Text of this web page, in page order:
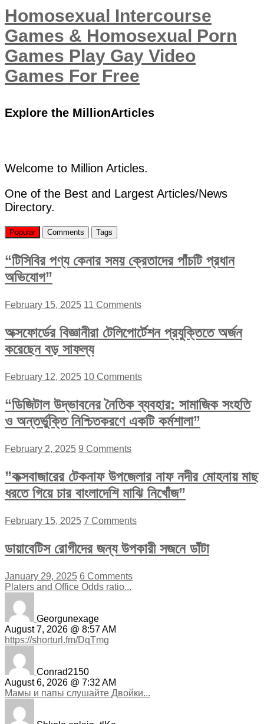
Homosexual Intercourse
Games & Homosexual Porn
Games Play Gay Video
Games For Free
Explore the MillionArticles
Welcome to Million Articles.
One of the Best and Largest Articles/News
Directory.
Popular Comments Tags
“টিসিবির পণ্য কেনার সময় ক্রেতাদের পাঁচটি প্রধান
অভিযোগ”
February 15, 2025 11 Comments
অক্সফোর্ডের বিজ্ঞানীরা টেলিপোর্টেশন প্রযুক্তিতে অর্জন
করেছেন বড় সাফল্য
February 12, 2025 10 Comments
“ডিজিটাল উদ্ভাবনের নৈতিক ব্যবহার: সামাজিক সংহতি
ও অন্তর্ভুক্তি নিশ্চিতকরণে একটি কর্মশালা”
February 2, 2025 9 Comments
”কক্সবাজারের টেকনাফ উপজেলার নাফ নদীর মোহনায় মাছ
ধরতে গিয়ে চার বাংলাদেশি মাঝি নিখোঁজ”
February 15, 2025 7 Comments
ডায়াবেটিস রোগীদের জন্য উপকারী সজনে ডাঁটা
January 29, 2025 6 Comments
Platers and Office Odds ratio...
Georgunexage
August 7, 2026 @ 8:57 AM
https://shorturl.fm/DqTmg
Conrad2150
August 6, 2026 @ 7:32 AM
Мамы и папы слушайте Двойки...